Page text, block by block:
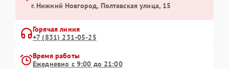
г. Нижний Новгород, Полтавская улица, 15
Горячая линия
+7 (831) 231-05-25
Время работы
Ежедневно с 9:00 до 21:00